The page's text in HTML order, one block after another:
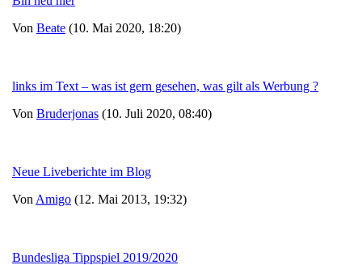
Von Beate (10. Mai 2020, 18:20)
links im Text – was ist gern gesehen, was gilt als Werbung ?
Von Bruderjonas (10. Juli 2020, 08:40)
Neue Liveberichte im Blog
Von Amigo (12. Mai 2013, 19:32)
Bundesliga Tippspiel 2019/2020